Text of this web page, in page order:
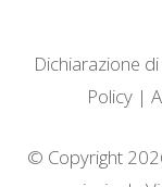
Dichiarazione
Policy|
© Copyright